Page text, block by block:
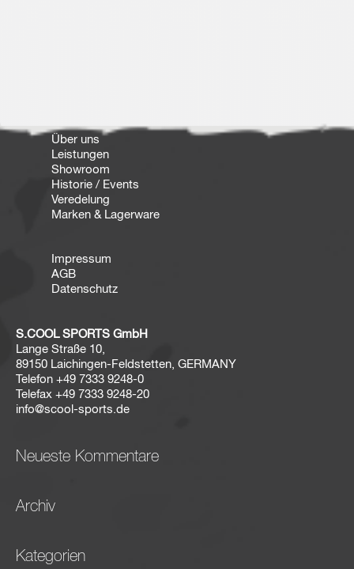
Über uns
Leistungen
Showroom
Historie / Events
Veredelung
Marken & Lagerware
Impressum
AGB
Datenschutz
S.COOL SPORTS GmbH
Lange Straße 10,
89150 Laichingen-Feldstetten, GERMANY
Telefon +49 7333 9248-0
Telefax +49 7333 9248-20
info@scool-sports.de
Neueste Kommentare
Archiv
Kategorien